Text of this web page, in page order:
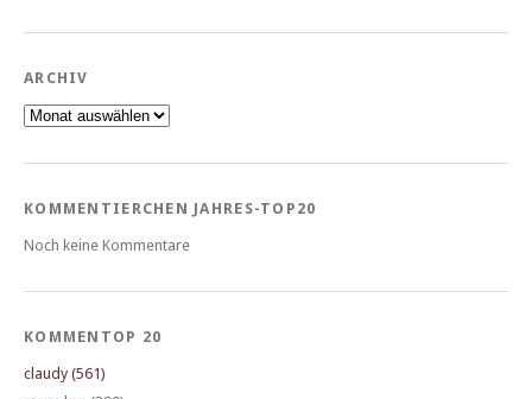
ARCHIV
Archiv
KOMMENTIERCHEN JAHRES-TOP20
Noch keine Kommentare
KOMMENTOP 20
claudy (561)